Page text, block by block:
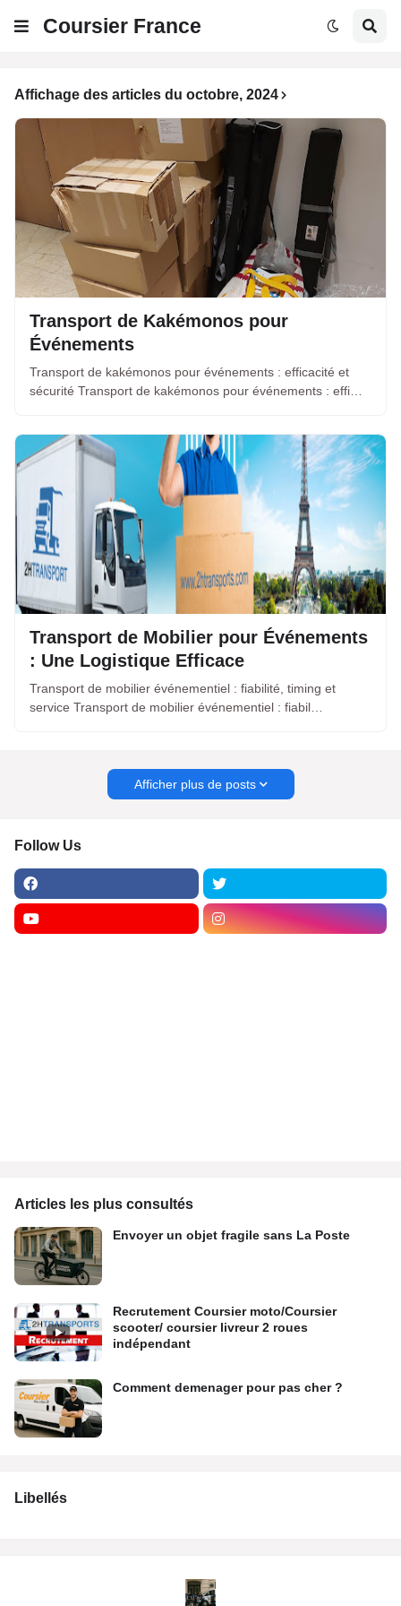
Coursier France
Affichage des articles du octobre, 2024
Transport de Kakémonos pour
Événements
Transport de kakémonos pour événements : efficacité et
sécurité Transport de kakémonos pour événements : effi…
Transport de Mobilier pour Événements
: Une Logistique Efficace
Transport de mobilier événementiel : fiabilité, timing et
service Transport de mobilier événementiel : fiabil…
Afficher plus de posts
Follow Us
Articles les plus consultés
Envoyer un objet fragile sans La Poste
Recrutement Coursier moto/Coursier
scooter/ coursier livreur 2 roues
indépendant
Comment demenager pour pas cher ?
Libellés